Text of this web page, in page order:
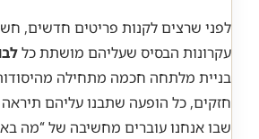
לפני שרצים לקנות פריטים חדשים,
עקרונות הבסיס שעליהם מושתת כל
בניית מלתחה חכמה מתחילה
חזקים, כל הופעה שתבנו עליהם תיראה
שבו אנחנו עוברים מחשיבה של “מה